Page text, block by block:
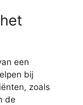
een
bij
zoals
de